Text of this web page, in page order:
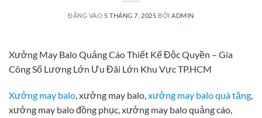
ĐĂNG VÀO 5 THÁNG 7, 2025 BỞI ADMIN
Xưởng May Balo Quảng Cáo Thiết Kế Độc Quyền – Gia
Công Số Lượng Lớn Ưu Đãi Lớn Khu Vực TP.HCM
Xưởng may balo, xưởng may balo,xưởng may balo quà tặng,
xưởng may balo đồng phục, xưởng may balo quảng cáo,